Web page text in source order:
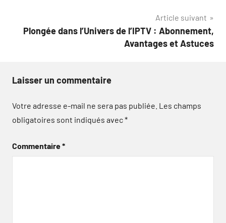
Article suivant
Plongée dans l’Univers de l’IPTV : Abonnement,
Avantages et Astuces
Laisser un commentaire
Votre adresse e-mail ne sera pas publiée. Les champs
obligatoires sont indiqués avec*
Commentaire*